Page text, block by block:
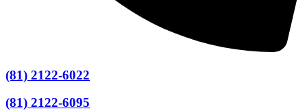
(81) 2122-6022
(81) 2122-6095